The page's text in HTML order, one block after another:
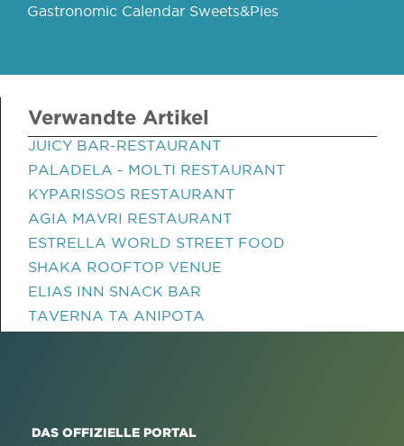
Gastronomic Calendar Sweets&Pies
Verwandte Artikel
JUICY BAR-RESTAURANT
PALADELA - MOLTI RESTAURANT
KYPARISSOS RESTAURANT
AGIA MAVRI RESTAURANT
ESTRELLA WORLD STREET FOOD
SHAKA ROOFTOP VENUE
ELIAS INN SNACK BAR
TAVERNA TA ANIPOTA
DAS OFFIZIELLE PORTAL